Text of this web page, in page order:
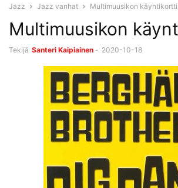
Jazz Jazz vanhat Multimuusikon käyntikortti
Multimuusikon
Tekijä Santeri Kaipiainen - 2020-10-18